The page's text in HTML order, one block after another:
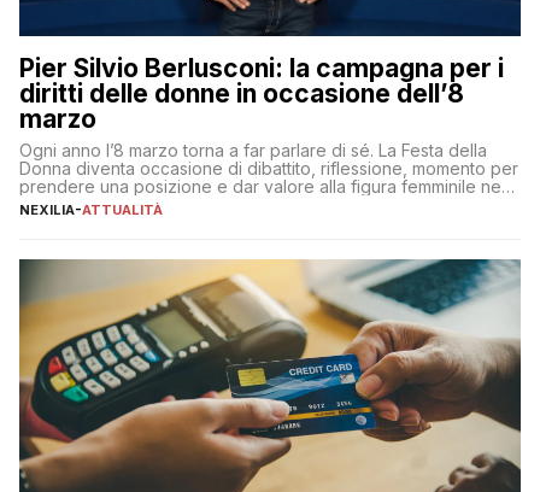
Pier Silvio Berlusconi: la campagna per i
diritti delle donne in occasione dell’8
marzo
Ogni anno l’8 marzo torna a far parlare di sé. La Festa della
Donna diventa occasione di dibattito, riflessione, momento per
prendere una posizione e dar valore alla figura femminile nella
sua complessità e crucialità. A lanciare un messaggio “forte e
NEXILIA-ATTUALITÀ